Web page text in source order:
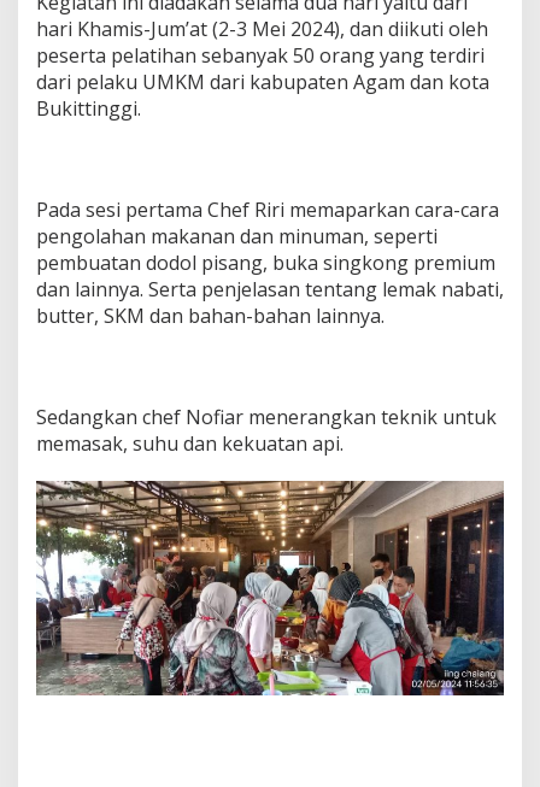
hari Khamis-Jum’at (2-3 Mei 2024), dan diikuti oleh
peserta pelatihan sebanyak 50 orang yang terdiri
dari pelaku UMKM dari kabupaten Agam dan kota
Bukittinggi.
Pada sesi pertama Chef Riri memaparkan cara-cara
pengolahan makanan dan minuman, seperti
pembuatan dodol pisang, buka singkong premium
dan lainnya. Serta penjelasan tentang lemak nabati,
butter, SKM dan bahan-bahan lainnya.
Sedangkan chef Nofiar menerangkan teknik untuk
memasak, suhu dan kekuatan api.